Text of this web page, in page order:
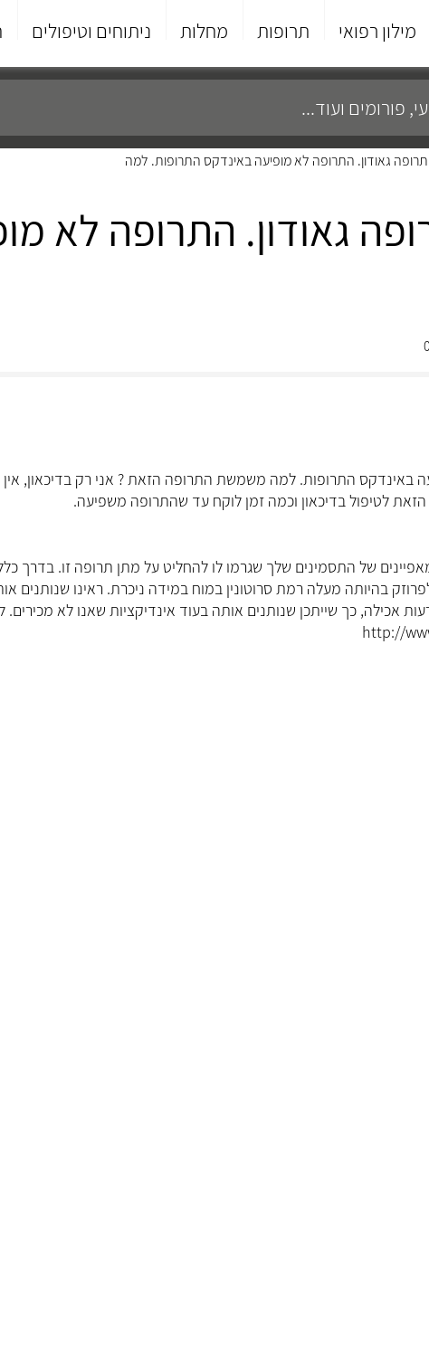
מילון רפואי תרופות מחלות ניתוחים וטיפולים
גאודון. התרופה לא מופיעה באינדקס התרופות. למה
גאודון. התרופה לא
באינדקס התרופות. למה משמשת התרופה הזאת ? אני רק בדיכאון,
לטיפול בדיכאון וכמה זמן לוקח עד שהתרופה משפיעה.
של התסמינים שלך שגרמו לו להחליט על מתן תרופה זו. בדרך
בהיותה מעלה רמת סרוטונין במוח במידה ניכרת. ראינו שנותנים
כך שייתכן שנותנים אותה בעוד אינדיקציות שאנו לא מכירים.